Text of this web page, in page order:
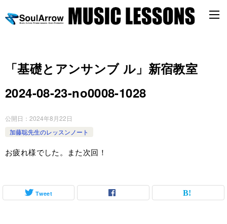
「基礎とアンサンブ ル」新宿教室
2024-08-23-no0008-1028
公開日： 2024年8月22日
加藤聡先生のレッスンノート
お疲れ様でした。また次回！
Tweet